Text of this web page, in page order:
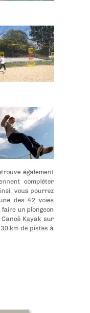
également
compléter
vous pourrez
des 42 voies
un plongeon
Kayak sur
km de pistes à